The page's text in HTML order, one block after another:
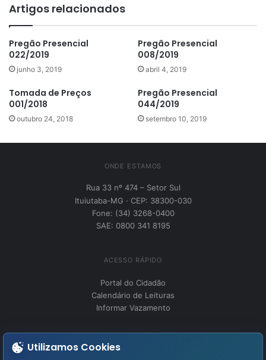
Artigos relacionados
Pregão Presencial
022/2019
junho 3, 2019
Pregão Presencial
008/2019
abril 4, 2019
Tomada de Preços
001/2018
outubro 24, 2018
Pregão Presencial
044/2019
setembro 10, 2019
ONDE ESTAMOS
Rua 33 nº 474 – Setor Sul
Ituiutaba-MG · CEP: 38300-030
Fone: (34) 3268-0400
SAE: 0800 341 8195
ACESSO RÁPIDO
Portal do Cidadão
Calendário de Leituras
Informar Vazamento
Utilizamos Cookies